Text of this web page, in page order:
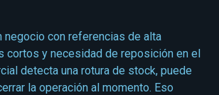
negocio con referencias de alta
cortos y necesidad de reposición en el
detecta una rotura de stock, puede
la operación al momento. Eso